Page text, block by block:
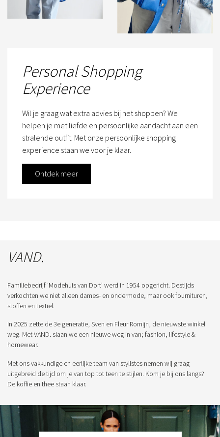
Personal Shopping
Experience
Wil je graag wat extra advies bij het shoppen? We
helpen je met liefde en persoonlijke aandacht aan een
stralende outfit. Met onze persoonlijke shopping
experience staan we voor je klaar.
Ontdek meer
VAND.
Familiebedrijf ‘Modehuis van Dort’ werd in 1954 opgericht. Destijds
verkochten we niet alleen dames- en ondermode, maar ook fournituren,
stoffen en textiel.
In 2025 zette de 3e generatie, Sven en Fleur Romijn, de nieuwste winkel
weg. Met VAND. slaan we een nieuwe weg in van; fashion, lifestyle &
homewear.
Met ons vakkundige en eerlijke team van stylistes nemen wij graag
uitgebreid de tijd om je van top tot teen te stijlen. Kom je bij ons langs?
De koffie en thee staan klaar.